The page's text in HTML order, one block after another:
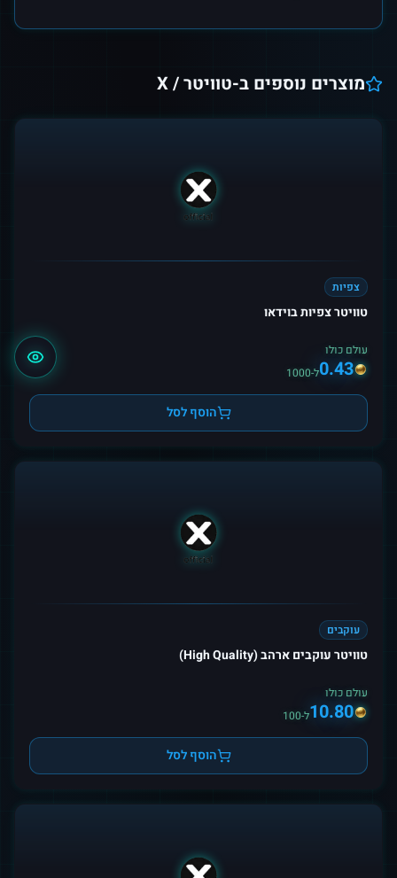
מוצרים נוספים ב-טוויטר / X
צפיות
טוויטר צפיות בוידאו
עולם כולו
0.43ל-1000
הוסף לסל
עוקבים
טוויטר עוקבים ארהב (High Quality)
עולם כולו
10.80ל-100
הוסף לסל